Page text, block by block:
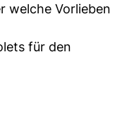
welche Vorlieben
für den